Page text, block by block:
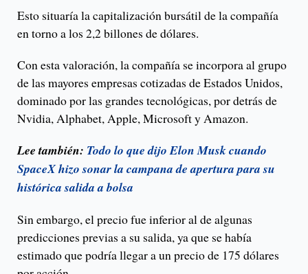
Esto situaría la capitalización bursátil de la compañía
en torno a los 2,2 billones de dólares.
Con esta valoración, la compañía se incorpora al grupo
de las mayores empresas cotizadas de Estados Unidos,
dominado por las grandes tecnológicas, por detrás de
Nvidia, Alphabet, Apple, Microsoft y Amazon.
Lee también: Todo lo que dijo Elon Musk cuando
SpaceX hizo sonar la campana de apertura para su
histórica salida a bolsa
Sin embargo, el precio fue inferior al de algunas
predicciones previas a su salida, ya que se había
estimado que podría llegar a un precio de 175 dólares